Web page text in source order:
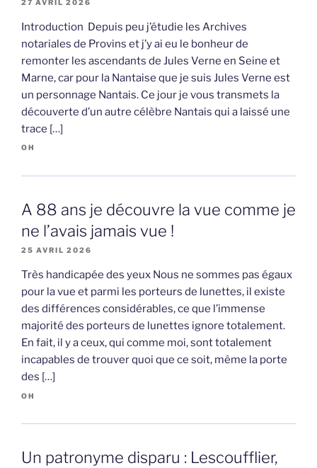
27 AVRIL 2026
Introduction Depuis peu j’étudie les Archives
notariales de Provins et j’y ai eu le bonheur de
remonter les ascendants de Jules Verne en Seine et
Marne, car pour la Nantaise que je suis Jules Verne est
un personnage Nantais. Ce jour je vous transmets la
découverte d’un autre célèbre Nantais qui a laissé une
trace […]
OH
A 88 ans je découvre la vue comme je
ne l’avais jamais vue !
25 AVRIL 2026
Très handicapée des yeux Nous ne sommes pas égaux
pour la vue et parmi les porteurs de lunettes, il existe
des différences considérables, ce que l’immense
majorité des porteurs de lunettes ignore totalement.
En fait, il y a ceux, qui comme moi, sont totalement
incapables de trouver quoi que ce soit, même la porte
des […]
OH
Un patronyme disparu : Lescoufflier,